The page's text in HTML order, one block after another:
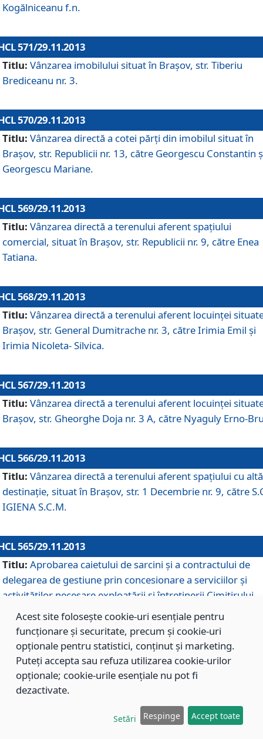
Kogălniceanu f.n.
571/29.11.2013
Titlu: Vânzarea imobilului situat în Braşov, str. Tiberiu
Brediceanu nr. 3.
570/29.11.2013
Titlu: Vânzarea directă a cotei părţi din imobilul situat în
Braşov, str. Republicii nr. 13, către Georgescu Constantin
Georgescu Mariane.
569/29.11.2013
Titlu: Vânzarea directă a terenului aferent spaţiului
comercial, situat în Braşov, str. Republicii nr. 9, către Enea
Tatiana.
568/29.11.2013
Titlu: Vânzarea directă a terenului aferent locuinţei
Braşov, str. General Dumitrache nr. 3, către Irimia Emil şi
Irimia Nicoleta- Silvica.
567/29.11.2013
Titlu: Vânzarea directă a terenului aferent locuinţei
Braşov, str. Gheorghe Doja nr. 3 A, către Nyaguly Erno-
566/29.11.2013
Titlu: Vânzarea directă a terenului aferent spaţiului cu altă
destinaţie, situat în Braşov, str. 1 Decembrie nr. 9, către
IGIENA S.C.M.
565/29.11.2013
Titlu: Aprobarea caietului de sarcini şi a contractului de
delegarea de gestiune prin concesionare a serviciilor şi
activităţilor necesare exploatării şi întreţinerii Cimitirului
Municipal Braşov situat în str. Dimitrie Anghel nr. 19.
564/29.11.2013
Titlu: Completarea şi modificarea H.C.L. nr. 446/2013,
care s-a aprobat studiul de fundamentare pentru
Acest site folosește cookie-uri esențiale pentru
funcționare și securitate, precum și cookie-uri
opționale pentru statistici, conținut și marketing.
Puteți accepta sau refuza utilizarea cookie-urilor
opționale; cookie-urile esențiale nu pot fi
dezactivate.
Setări Respinge Accept toate